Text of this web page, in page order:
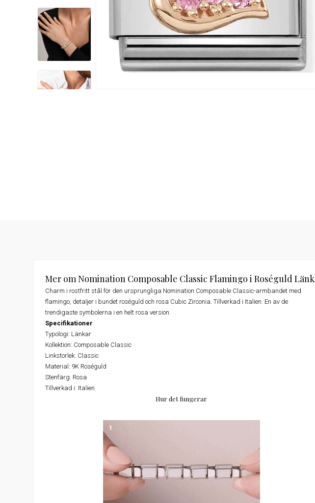
Damklockor Barnklockor
Mer om Nomination Composable Classic Flamingo i Roséguld Länk
Charm i rostfritt stål för den ursprungliga Nomination Composable Classic-armbandet med
flamingo, detaljer i bundet roséguld och rosa Cubic Zirconia. Tillverkad i Italien. En av de
trendigaste symbolerna i en helt rosa version.
Specifikationer
Typologi: Länkar
Kollektion: Composable Classic
Linkstorlek: Classic
Material: 9K Roséguld
Stenfärg: Rosa
Tillverkad i: Italien
Hur det fungerar
1